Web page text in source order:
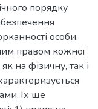
порядку
особи.
правом кожної
на фізичну, так і
Їх ще